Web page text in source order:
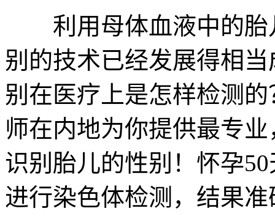
利用母体血液中的胎
别的技术已经发展得相
别在医疗上是怎样检测
师在内地为你提供最专
识别胎儿的性别！怀孕
进行染色体检测，结果